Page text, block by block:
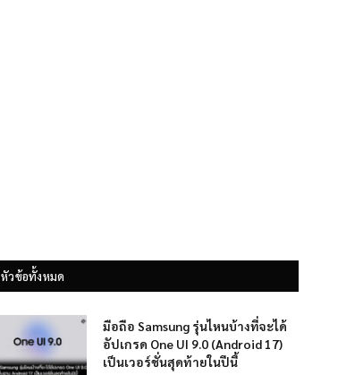
หัวข้อทั้งหมด
มือถือ Samsung รุ่นไหนบ้างที่จะได้
อัปเกรด One UI 9.0 (Android 17)
เป็นเวอร์ชั่นสุดท้ายในปีนี้